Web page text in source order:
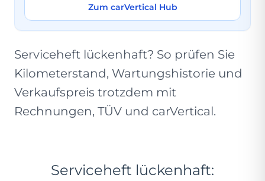
Zum carVertical Hub
Serviceheft lückenhaft? So prüfen Sie
Kilometerstand, Wartungshistorie und
Verkaufspreis trotzdem mit
Rechnungen, TÜV und carVertical.
Serviceheft lückenhaft: